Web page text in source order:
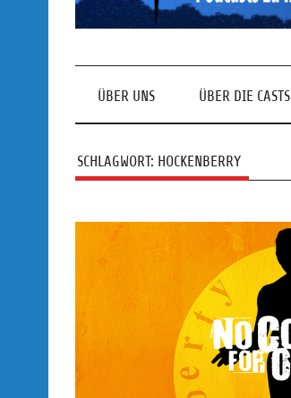
ÜBER UNS ÜBER DIE CASTS
SCHLAGWORT: HOCKENBERRY